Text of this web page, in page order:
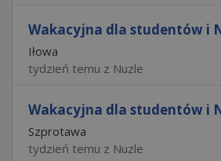
Wakacyjna dla studentów i
Iłowa
tydzień temu z Nuzle
Wakacyjna dla studentów i
Szprotawa
tydzień temu z Nuzle